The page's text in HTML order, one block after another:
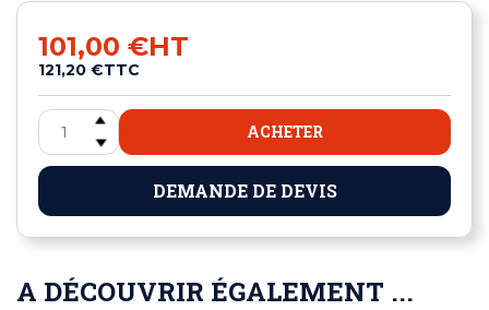
101,00 €HT
121,20 €TTC
ACHETER
DEMANDE DE DEVIS
A DÉCOUVRIR ÉGALEMENT ...